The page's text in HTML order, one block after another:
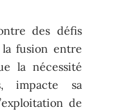
des défis
fusion entre
la nécessité
impacte sa
de